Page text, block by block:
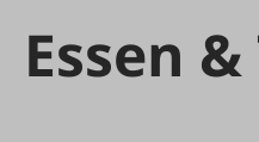
Essen